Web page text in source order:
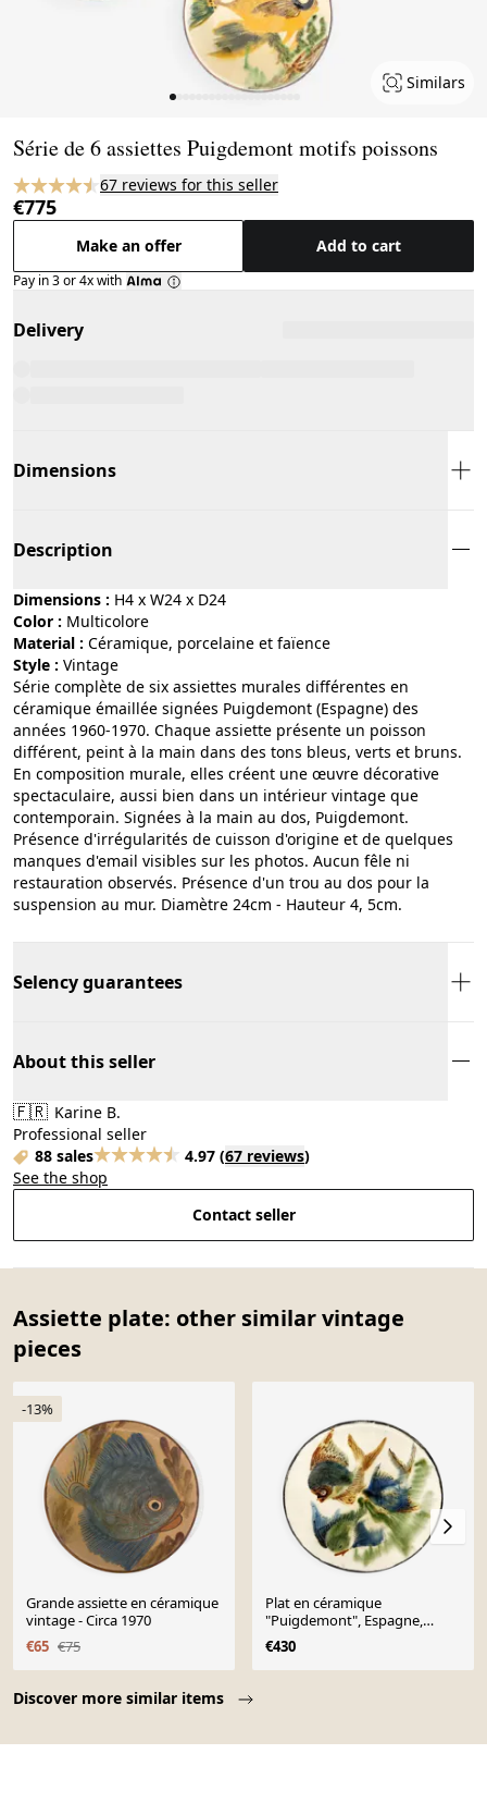
Similars
Série de 6 assiettes Puigdemont motifs poissons
67 reviews for this seller
€775
Make an offer Add to cart
Pay in 3 or 4x with
Delivery
Dimensions
Description
Dimensions : H4 x W24 x D24
Color :
multicolore
Material :
céramique, porcelaine et faïence
Style :
vintage
Série complète de six assiettes murales différentes en
céramique émaillée signées Puigdemont (Espagne) des
années 1960-1970. Chaque assiette présente un poisson
différent, peint à la main dans des tons bleus, verts et bruns.
En composition murale, elles créent une œuvre décorative
spectaculaire, aussi bien dans un intérieur vintage que
contemporain. Signées à la main au dos, Puigdemont.
Présence d'irrégularités de cuisson d'origine et de quelques
manques d'email visibles sur les photos. Aucun fêle ni
restauration observés. Présence d'un trou au dos pour la
suspension au mur. Diamètre 24cm - Hauteur 4, 5cm.
Selency guarantees
About this seller
🇫🇷 Karine B.
Professional seller
88 sales
4.97 (67 reviews)
See the shop
Contact seller
Assiette plate: other similar vintage
pieces
Discover more similar items
-13%
Grande assiette en céramique
vintage - Circa 1970
€65 €75
Plat en céramique
"Puigdemont", Espagne,
années 1970
€430